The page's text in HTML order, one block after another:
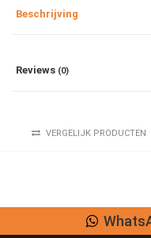
Beschrijving
Reviews (0)
VERGELIJK PRODUCTEN